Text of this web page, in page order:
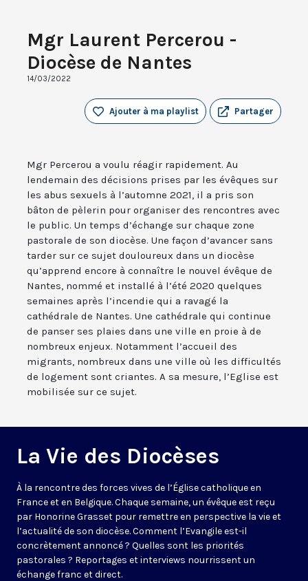
Mgr Laurent Percerou -
Diocèse de Nantes
14/03/2022
Partager
Ajouter à ma playlist
Mgr Percerou a voulu réagir rapidement. Au
lendemain des décisions prises par les évêques sur
les abus sexuels à l’automne 2021, il a pris son
bâton de pèlerin pour organiser des rencontres avec
le public. Un temps d’échange sur chaque zone
pastorale de son diocèse. Une façon d’avancer sans
tarder sur ce sujet douloureux dans un diocèse
qu’apprend encore à connaître le nouvel évêque de
Nantes, nommé et installé à l’été 2020 quelques
semaines après l’incendie qui a ravagé la
cathédrale de Nantes. Une cathédrale qui continue
de panser ses plaies dans une ville en proie à de
nombreux enjeux. Notamment l’accueil des
migrants, nombreux dans une ville où les difficultés
de logement sont criantes. A sa mesure, l’Eglise est
mobilisée sur ce sujet.
La Vie des Diocèses
À la rencontre des forces vives de l’Église catholique en
France et en Belgique. Chaque semaine, un évêque est reçu
par Honorine Grasset pour remettre en perspective la vie et
l’actualité de son diocèse. Comment l’Evangile est-il
concrètement annoncé ? Quelles sont les priorités
pastorales ? Reportages et interviews nourrissent un
échange franc et direct.